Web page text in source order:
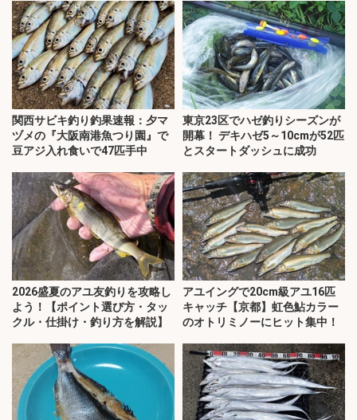
関西サビキ釣り釣果速報：夕マ
ヅメの『大阪南港魚つり園』で
豆アジ入れ食いで47匹手中
東京23区でハゼ釣りシーズンが
開幕！ デキハゼ5～10cmが52匹
とスタートダッシュに成功
2026盛夏のアユ友釣りを攻略し
よう！【ポイント選び方・タッ
クル・仕掛け・釣り方を解説】
アユイングで20cm級アユ16匹
キャッチ【京都】虹色鮎カラー
のオトリミノーにヒット集中！